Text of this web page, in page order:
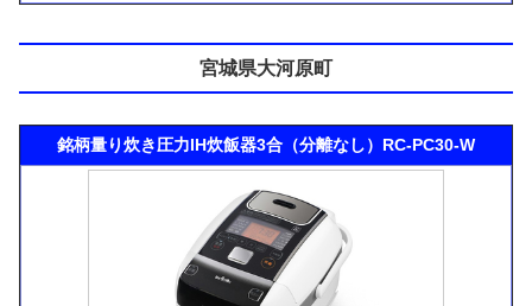
宮城県大河原町
銘柄量り炊き圧力IH炊飯器3合（分離なし）RC-PC30-W